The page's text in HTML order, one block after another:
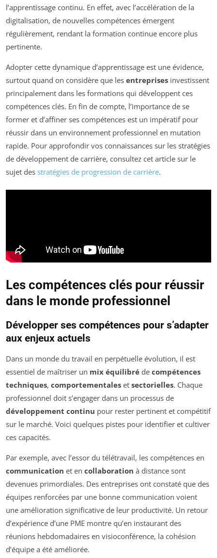
l’apprentissage continu. En effet, avec l’accélération de la
digitalisation, de nouvelles compétences émergent
régulièrement, rendant la formation continue encore plus
pertinente.
Adopter cette dynamique d’apprentissage est une évidence,
surtout quand on considère que les entreprises investissent
principalement dans les formations qui développent ces
compétences clés. En fin de compte, l’importance de se
former et d’affiner ses compétences est un impératif pour
réussir dans un environnement professionnel en mutation
rapide. Pour approfondir vos connaissances sur les stratégies
de développement de carrière, consultez cet article sur le
sujet des stratégies de progression de carrière.
Les compétences clés pour réussir
dans le monde professionnel
Développer ses compétences pour s’adapter
aux enjeux actuels
Dans un monde du travail en perpétuelle évolution, il est
essentiel de maîtriser un mix équilibré de compétences
techniques, comportementales et sectorielles. Chaque
professionnel doit s’engager dans un processus de
développement continu pour rester pertinent et compétitif
sur le marché. Voici quelques pistes pour identifier et cultiver
ces capacités.
Par exemple, avec l’essor du télétravail, les compétences en
communication et en collaboration à distance sont
devenues primordiales. Des entreprises ont constaté que des
équipes renforcées par une bonne communication voient
une amélioration significative de leur productivité. Un retour
d’expérience d’une PME montre qu’en instaurant des
réunions hebdomadaires en visioconférence, la cohésion
d’équipe a été améliorée.